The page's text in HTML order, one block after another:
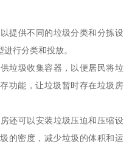
提供不同的垃圾分类和分拣设
行分类和投放。
垃圾收集容器，以便居民将垃
功能，让垃圾暂时存在垃圾房
还可以安装垃圾压迫和压缩设
的密度，减少垃圾的体积和运